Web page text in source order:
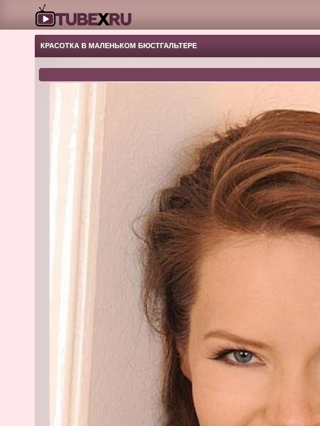
КРАСОТКА В МАЛЕНЬКОМ БЮСТГАЛЬТЕРЕ